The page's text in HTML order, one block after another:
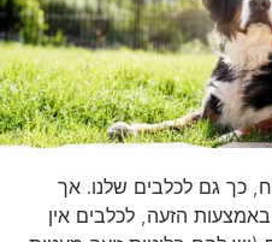
כך גם לכלבים שלנו. אך
באמצעות הזעה, לכלבים אין